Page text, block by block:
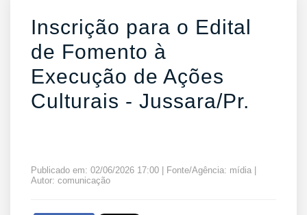
Inscrição para o Edital
de Fomento à
Execução de Ações
Culturais - Jussara/Pr.
Publicado em: 02/06/2026 17:00 | Fonte/Agência: mídia |
Autor: comunicação